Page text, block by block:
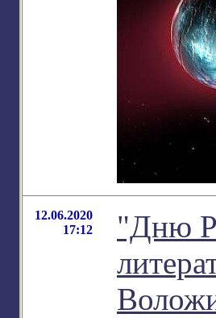
12.06.2020
17:12
"Дню